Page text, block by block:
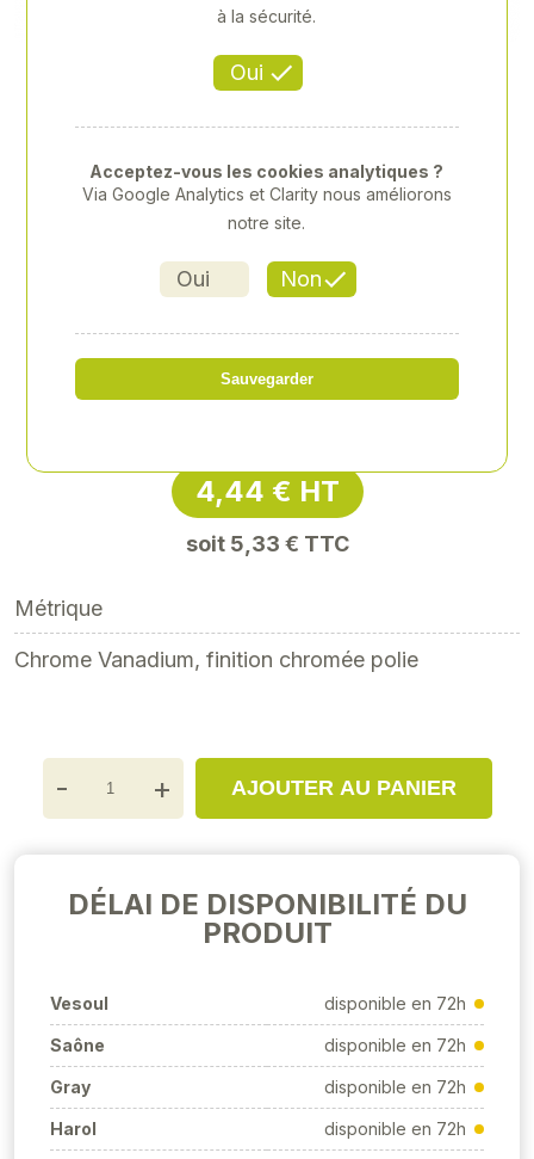
"DOUILLE 3/8"" 18MM"
4,44 € HT
soit 5,33 € TTC
Métrique
Chrome Vanadium, finition chromée polie
- + AJOUTER AU PANIER
DÉLAI DE DISPONIBILITÉ DU
PRODUIT
Vesoul disponible en 72h
Saône disponible en 72h
Gray disponible en 72h
Harol disponible en 72h
Oui
à la sécurité.
Oui Non
Acceptez-vous les cookies analytiques ?
Via Google Analytics et Clarity nous améliorons
notre site.
Sauvegarder